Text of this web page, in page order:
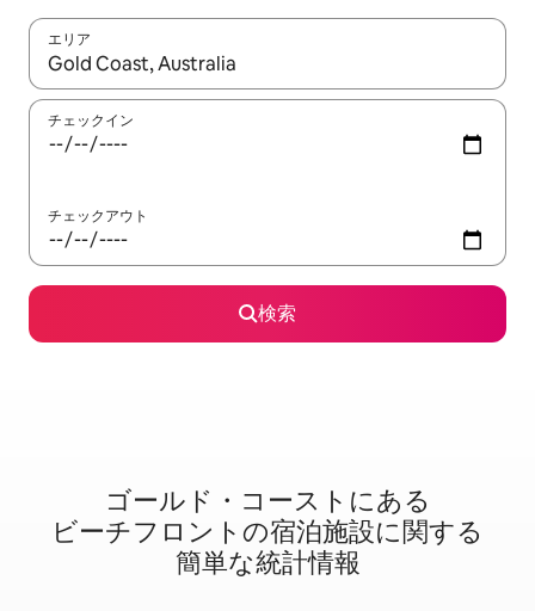
エリア
検索結果が表示されたら、上下の矢印キーを使って移動するか
チェックイン
チェックアウト
検索
ゴールド・コーストに⁠あ⁠る
ビ⁠ー⁠チ⁠フ⁠ロ⁠ン⁠ト⁠の宿⁠泊⁠施⁠設⁠に関⁠す⁠る
簡⁠単⁠な統⁠計⁠情⁠報